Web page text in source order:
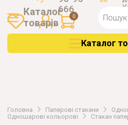
666
0
Каталог
товарiв
Каталог
Головна Паперові стакани
Одношарові кольорові
Стакан